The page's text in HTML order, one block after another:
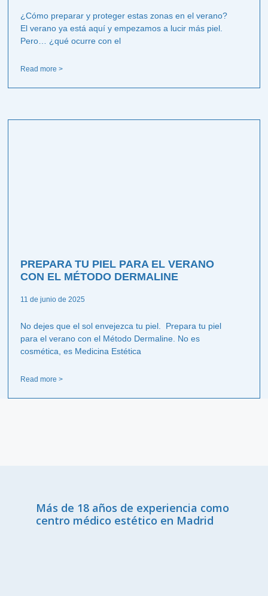
¿Cómo preparar y proteger estas zonas en el verano?
El verano ya está aquí y empezamos a lucir más piel.
Pero… ¿qué ocurre con el
Read more >
PREPARA TU PIEL PARA EL VERANO
CON EL MÉTODO DERMALINE
11 de junio de 2025
No dejes que el sol envejezca tu piel. Prepara tu piel
para el verano con el Método Dermaline. No es
cosmética, es Medicina Estética
Read more >
Más de 18 años de experiencia como
centro médico estético en Madrid